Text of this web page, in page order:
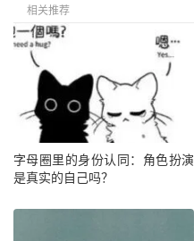
相关推荐
字母圈里的身份认同：角色扮演
是真实的自己吗？